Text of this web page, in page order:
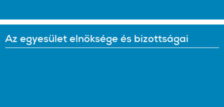
Az egyesület elnöksége és bizottságai